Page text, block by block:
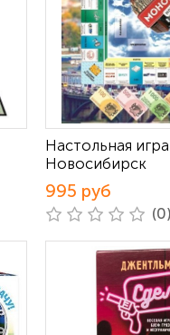
Настольная
Новосибирск
995 руб